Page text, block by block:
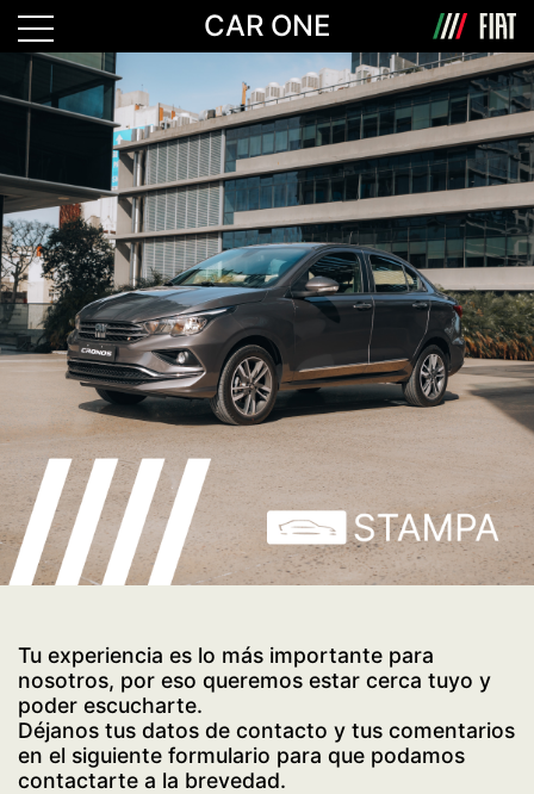
CAR ONE
Tu experiencia es lo más importante para
nosotros, por eso queremos estar cerca tuyo y
poder escucharte.
Déjanos tus datos de contacto y tus comentarios
en el siguiente formulario para que podamos
contactarte a la brevedad.